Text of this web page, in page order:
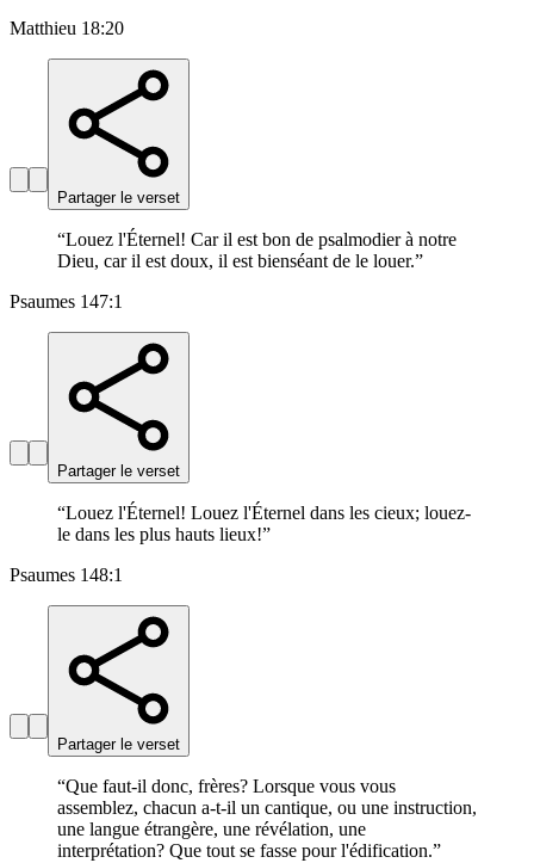
Matthieu 18:20
Partager le verset
“Louez l'Éternel! Car il est bon de psalmodier à notre
Dieu, car il est doux, il est bienséant de le louer.”
Psaumes 147:1
Partager le verset
“Louez l'Éternel! Louez l'Éternel dans les cieux; louez-
le dans les plus hauts lieux!”
Psaumes 148:1
Partager le verset
“Que faut-il donc, frères? Lorsque vous vous
assemblez, chacun a-t-il un cantique, ou une instruction,
une langue étrangère, une révélation, une
interprétation? Que tout se fasse pour l'édification.”